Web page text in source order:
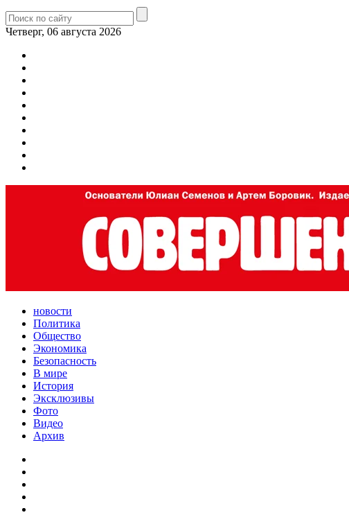
Четверг, 06 августа 2026
новости
Политика
Общество
Экономика
Безопасность
В мире
История
Эксклюзивы
Фото
Видео
Архив